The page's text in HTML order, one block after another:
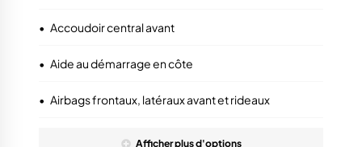
• Accoudoir central avant
• Aide au démarrage en côte
• Airbags frontaux, latéraux avant et rideaux
Afficherplusd'options